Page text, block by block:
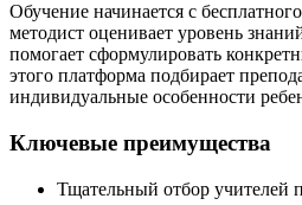
Обучение начинается с
методист оценивает уровень
помогает сформулировать
этого платформа подбирает
индивидуальные особенности
Ключевые преимущества
Тщательный отбор учителей